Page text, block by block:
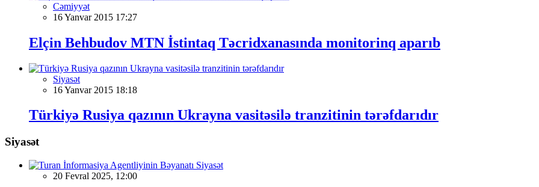
Cəmiyyət
16 Yanvar 2015 17:27
Elçin Behbudov MTN İstintaq Təcridxanasında monitorinq aparıb
Siyasət
16 Yanvar 2015 18:18
Türkiyə Rusiya qazının Ukrayna vasitəsilə tranzitinin tərəfdarıdır
Siyasət
Siyasət
20 Fevral 2025, 12:00